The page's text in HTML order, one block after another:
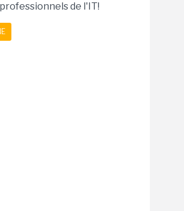
de l'IT!